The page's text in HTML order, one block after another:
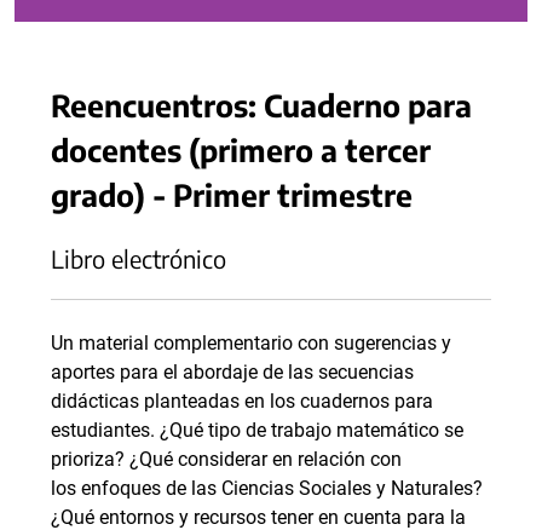
Reencuentros: Cuaderno para
docentes (primero a tercer
grado) - Primer trimestre
Libro electrónico
Un material complementario con sugerencias y
aportes para el abordaje de las secuencias
didácticas planteadas en los cuadernos para
estudiantes. ¿Qué tipo de trabajo matemático se
prioriza? ¿Qué considerar en relación con
los enfoques de las Ciencias Sociales y Naturales?
¿Qué entornos y recursos tener en cuenta para la